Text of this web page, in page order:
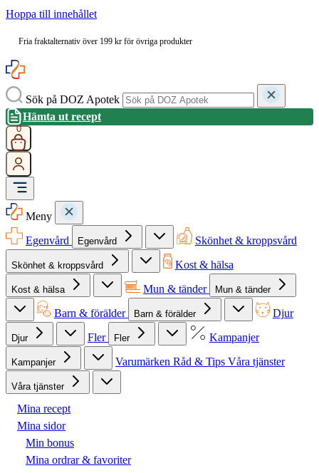
Hoppa till innehållet
Fria fraktalternativ över 199 kr för övriga produkter
Sök på DOZ Apotek
Hämta ut recept
0
Meny
Egenvård
Egenvård Skönhet & kroppsvård
Skönhet & kroppsvård Kost & hälsa
Kost & hälsa Mun & tänder Mun & tänder
Barn & förälder Barn & förälder Djur
Djur Fler Fler Kampanjer
Kampanjer Varumärken Råd & Tips Våra tjänster
Våra tjänster
Mina recept
Mina sidor
Min bonus
Mina ordrar & favoriter